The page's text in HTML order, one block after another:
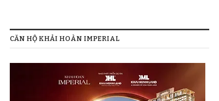
CĂN HỘ KHẢI HOÀN IMPERIAL